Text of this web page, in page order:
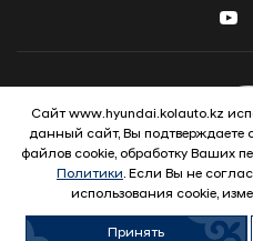
© 2026 Hyundai
Сайт www.hyundai.kolauto.kz
данный сайт, Вы подтверждаете
файлов cookie, обработку Ваших
Политики. Если Вы не
использования cookie,
Принять